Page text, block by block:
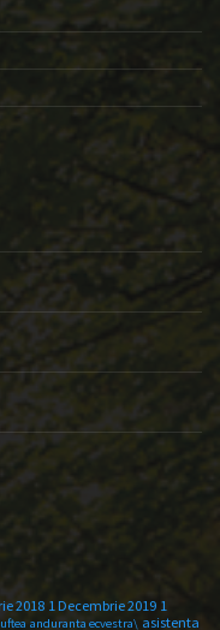
2018 1 Decembrie 2019 1
anduranta ecvestra\ asistenta